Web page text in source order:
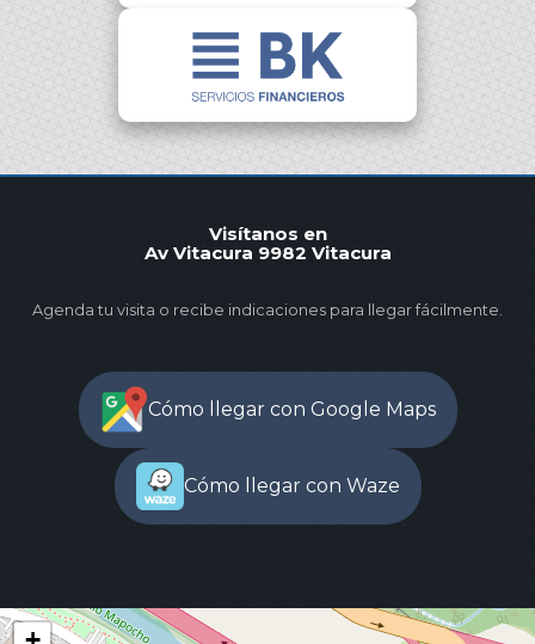
Visítanos en
Av Vitacura 9982 Vitacura
Agenda tu visita o recibe indicaciones para llegar fácilmente.
Cómo llegar con Google Maps
Cómo llegar con Waze